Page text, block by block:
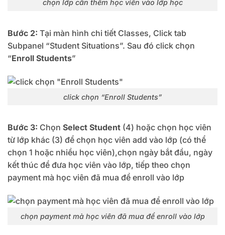
chọn lớp cần thêm học viên vào lớp học
Bước 2: Tại màn hình chi tiết Classes, Click tab
Subpanel “Student Situations”. Sau đó click chọn
“Enroll Students”
click chọn “Enroll Students”
Bước 3: Chọn Select Student (4) hoặc chọn học viên
từ lớp khác (3) để chọn học viên add vào lớp (có thể
chọn 1 hoặc nhiều học viên),chọn ngày bắt đầu, ngày
kết thúc để đưa học viên vào lớp, tiếp theo chọn
payment mà học viên đã mua để enroll vào lớp
chọn payment mà học viên đã mua để enroll vào lớp